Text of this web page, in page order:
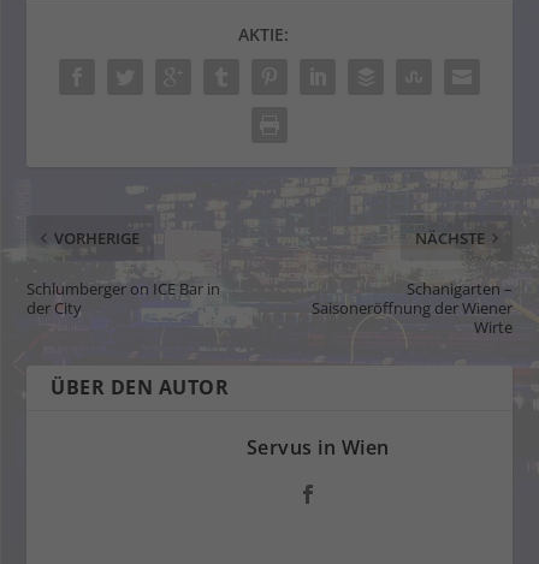
AKTIE:
VORHERIGE
Schlumberger on ICE Bar in
der City
NÄCHSTE
Schanigarten –
Saisoneröffnung der Wiener
Wirte
ÜBER DEN AUTOR
Servus in Wien